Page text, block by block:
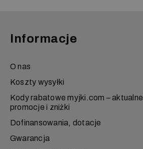
Informacje
O nas
Koszty wysyłki
Kody rabatowe myjki.com – aktualne
promocje i zniżki
Dofinansowania, dotacje
Gwarancja